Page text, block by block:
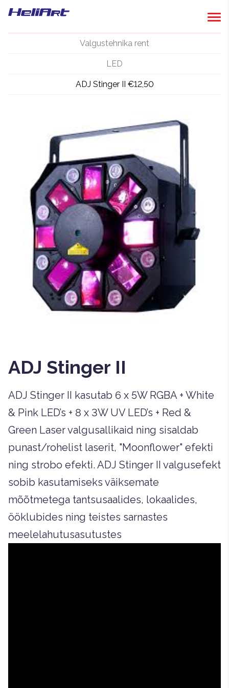
Valgustehnika rent
LED
ADJ Stinger II €12,50
ADJ Stinger II
ADJ Stinger II kasutab 6 x 5W RGBA + White
& Pink LED’s + 8 x 3W UV LED’s + Red &
Green Laser valgusallikaid ning sisaldab
punast/rohelist laserit, "Moonflower" efekti
ning strobo efekti. ADJ Stinger II valgusefekt
sobib kasutamiseks väiksemate
mõõtmetega tantsusaalides, lokaalides,
ööklubides ning teistes sarnastes
meelelahutusasutustes